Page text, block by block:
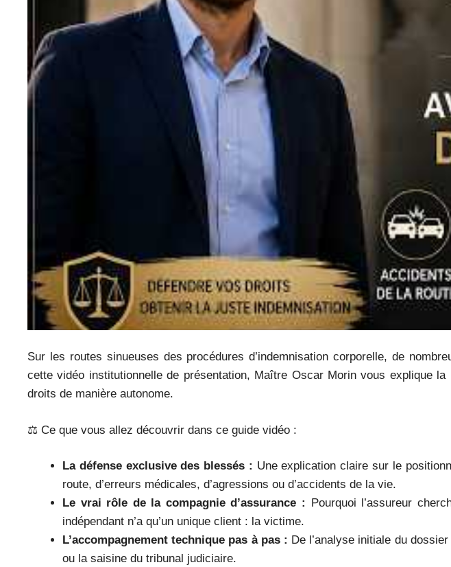
Sur les routes sinueuses des procédures d’indemnisation corporelle, de
cette vidéo institutionnelle de présentation, Maître Oscar Morin vous explique
droits de manière autonome.
⚖️ Ce que vous allez découvrir dans ce guide vidéo :
La défense exclusive des blessés : Une explication claire sur le
route, d’erreurs médicales, d’agressions ou d’accidents de la vie.
Le vrai rôle de la compagnie d’assurance :
Pourquoi l’assureur
indépendant n’a qu’un unique client : la victime.
L’accompagnement technique pas à pas : De l’analyse initiale du
ou la saisine du tribunal judiciaire.